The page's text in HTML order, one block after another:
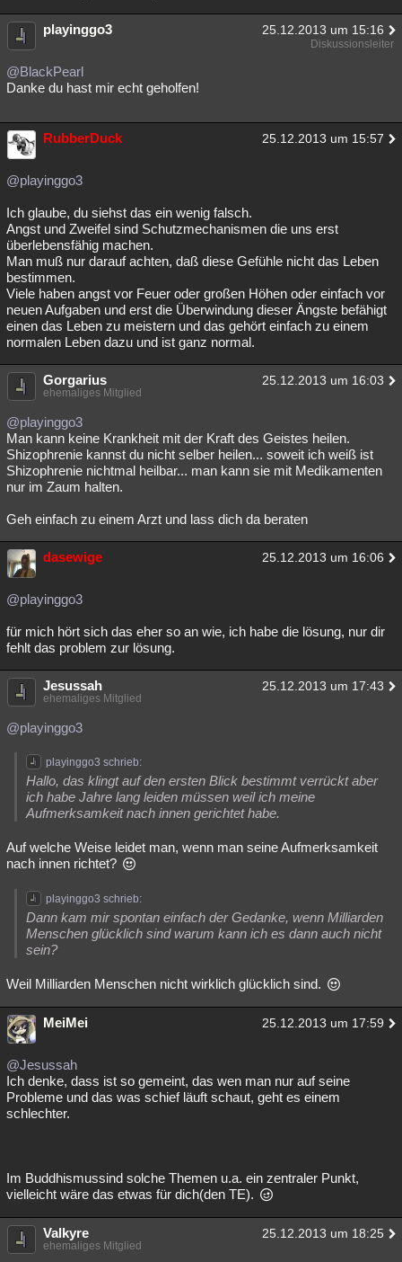
playinggo3 25.12.2013 um 15:16
Diskussionsleiter
@BlackPearl
Danke du hast mir echt geholfen!
RubberDuck 25.12.2013 um 15:57
@playinggo3
Ich glaube, du siehst das ein wenig falsch.
Angst und Zweifel sind Schutzmechanismen die uns erst
überlebensfähig machen.
Man muß nur darauf achten, daß diese Gefühle nicht das Leben
bestimmen.
Viele haben angst vor Feuer oder großen Höhen oder einfach vor
neuen Aufgaben und erst die Überwindung dieser Ängste befähigt
einen das Leben zu meistern und das gehört einfach zu einem
normalen Leben dazu und ist ganz normal.
Gorgarius 25.12.2013 um 16:03
ehemaliges Mitglied
@playinggo3
Man kann keine Krankheit mit der Kraft des Geistes heilen.
Shizophrenie kannst du nicht selber heilen... soweit ich weiß ist
Shizophrenie nichtmal heilbar... man kann sie mit Medikamenten
nur im Zaum halten.
Geh einfach zu einem Arzt und lass dich da beraten
dasewige 25.12.2013 um 16:06
@playinggo3
für mich hört sich das eher so an wie, ich habe die lösung, nur dir
fehlt das problem zur lösung.
Jesussah 25.12.2013 um 17:43
ehemaliges Mitglied
@playinggo3
playinggo3 schrieb:
Hallo, das klingt auf den ersten Blick bestimmt verrückt aber
ich habe Jahre lang leiden müssen weil ich meine
Aufmerksamkeit nach innen gerichtet habe.
Auf welche Weise leidet man, wenn man seine Aufmerksamkeit
nach innen richtet?
playinggo3 schrieb:
Dann kam mir spontan einfach der Gedanke, wenn Milliarden
Menschen glücklich sind warum kann ich es dann auch nicht
sein?
Weil Milliarden Menschen nicht wirklich glücklich sind.
MeiMei 25.12.2013 um 17:59
@Jesussah
Ich denke, dass ist so gemeint, das wen man nur auf seine
Probleme und das was schief läuft schaut, geht es einem
schlechter.
Im Buddhismussind solche Themen u.a. ein zentraler Punkt,
vielleicht wäre das etwas für dich(den TE).
Valkyre 25.12.2013 um 18:25
ehemaliges Mitglied